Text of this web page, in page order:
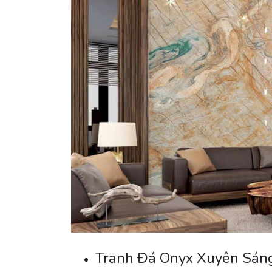
Tranh Đá Onyx Xuyên